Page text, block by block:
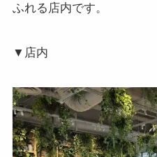
ふれる店内です。
▼店内